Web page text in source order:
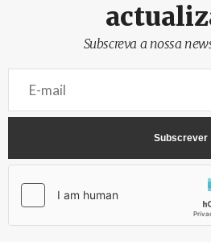
Subscreva a nossa